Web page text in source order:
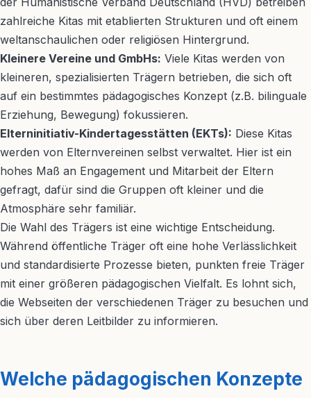
zahlreiche Kitas mit etablierten Strukturen und oft einem
weltanschaulichen oder religiösen Hintergrund.
Kleinere Vereine und GmbHs: Viele Kitas werden von
kleineren, spezialisierten Trägern betrieben, die sich oft
auf ein bestimmtes pädagogisches Konzept (z.B. bilinguale
Erziehung, Bewegung) fokussieren.
Elterninitiativ-Kindertagesstätten (EKTs): Diese Kitas
werden von Elternvereinen selbst verwaltet. Hier ist ein
hohes Maß an Engagement und Mitarbeit der Eltern
gefragt, dafür sind die Gruppen oft kleiner und die
Atmosphäre sehr familiär.
Die Wahl des Trägers ist eine wichtige Entscheidung.
Während öffentliche Träger oft eine hohe Verlässlichkeit
und standardisierte Prozesse bieten, punkten freie Träger
mit einer größeren pädagogischen Vielfalt. Es lohnt sich,
die Webseiten der verschiedenen Träger zu besuchen und
sich über deren Leitbilder zu informieren.
Welche pädagogischen Konzepte